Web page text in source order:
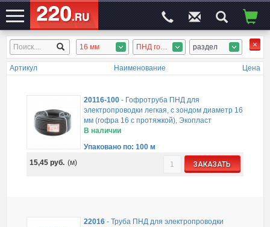
ЭЛЕКТРОСАЙТ№1 16 мм ПНД гофротруба, ПНД труба раздел
Артикул Наименование Цена
20116-100 - Гофротруба ПНД для
электропроводки легкая, с зондом диаметр 16
мм (гофра 16 с протяжкой), Экопласт
В наличии
Упаковано по: 100 м
15,45руб. (м) ЗАКАЗАТЬ
22016 -Труба ПНД для электропроводки